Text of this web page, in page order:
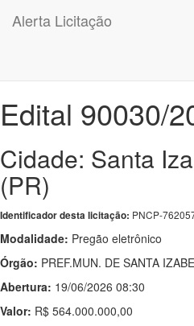
Alerta Licitação
Edital 90030/
Cidade: Santa
(PR)
Identificador desta licitação: PNCP-
Modalidade: Pregão eletrônico
Órgão: PREF.MUN. DE SANTA
Abertura: 19/06/2026 08:30
Valor: R$ 564.000.000,00